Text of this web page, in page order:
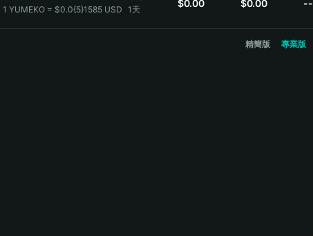
1 YUMEKO = $0.0{5}1585 USD 1天
$0.00 $0.00 --
精簡版 專業版